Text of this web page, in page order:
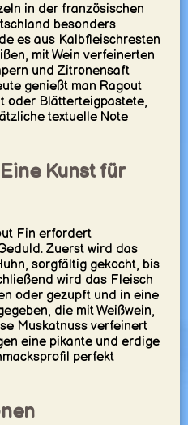
in der französischen
besonders
es aus Kalbfleischresten
mit Wein verfeinerten
und Zitronensaft
genießt man Ragout
oder Blätterteigpastete,
textuelle Note
Kunst für
Fin erfordert
Zuerst wird das
sorgfältig gekocht, bis
wird das Fleisch
oder gezupft und in eine
die mit Weißwein,
Muskatnuss verfeinert
eine pikante und erdige
perfekt